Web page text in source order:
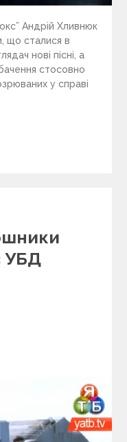
Андрій Хливнюк
що сталися в
нові пісні, а
стосовно
у справі
УБД